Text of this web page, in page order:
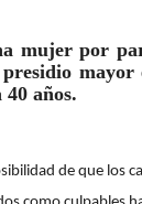
mujer por
años.
de que los